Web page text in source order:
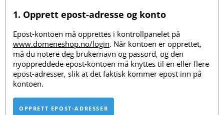
1. Opprett epost-adresse og konto
Epost-kontoen må opprettes i kontrollpanelet på
www.domeneshop.no/login. Når kontoen er opprettet,
må du notere deg brukernavn og passord, og den
nyoppreddede epost-kontoen må knyttes til en eller flere
epost-adresser, slik at det faktisk kommer epost inn på
kontoen.
OPPRETT EPOST-ADRESSER